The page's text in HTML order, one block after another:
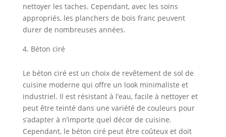
nettoyer les taches. Cependant, avec les soins
appropriés, les planchers de bois franc peuvent
durer de nombreuses années.
Béton ciré
Le béton ciré est un choix de revêtement de sol de
cuisine moderne qui offre un look minimaliste et
industriel. Il est résistant à l’eau, facile à nettoyer et
peut être teinté dans une variété de couleurs pour
s’adapter à n’importe quel décor de cuisine.
Cependant, le béton ciré peut être coûteux et doit